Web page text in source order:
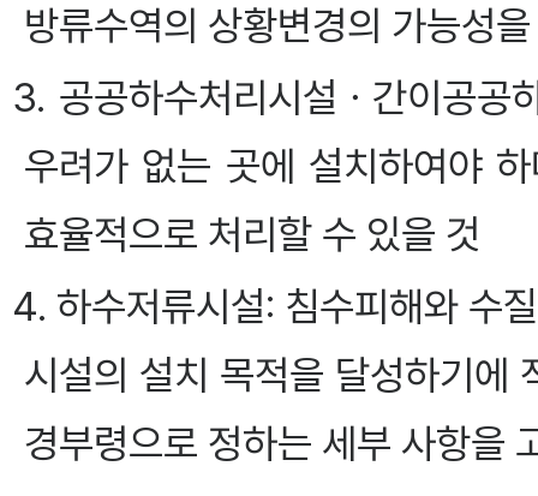
방류수역의 상황변경의 가능성
3. 공공하수처리시설ㆍ간이공공
우려가 없는 곳에 설치하여야
효율적으로 처리할 수 있을 것
4. 하수저류시설: 침수피해와 수
시설의 설치 목적을 달성하기에
경부령으로 정하는 세부 사항을